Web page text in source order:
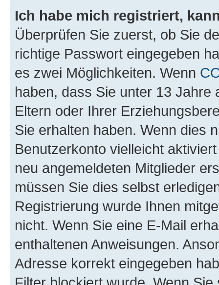
Ich habe mich registriert,
Überprüfen Sie zuerst, ob Sie
richtige Passwort eingegeben
es zwei Möglichkeiten. Wenn
haben, dass Sie unter 13 Jahre
Eltern oder Ihrer
Sie erhalten haben. Wenn dies
Benutzerkonto vielleicht
neu angemeldeten Mitglieder
müssen Sie dies selbst
Registrierung wurde Ihnen
nicht. Wenn Sie eine E-Mail
enthaltenen Anweisungen.
Adresse korrekt eingegeben